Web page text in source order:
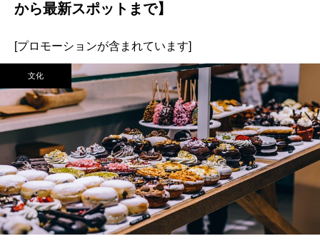
から最新スポットまで】
[プロモーションが含まれています]
文化